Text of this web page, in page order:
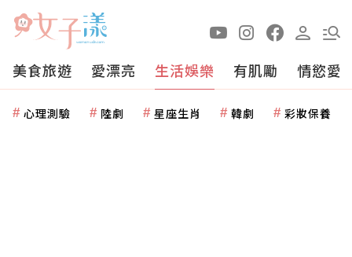
美食旅遊 愛漂亮 生活娛樂 有肌勵 情慾愛
心理測驗 陸劇 星座生肖 韓劇 彩妝保養